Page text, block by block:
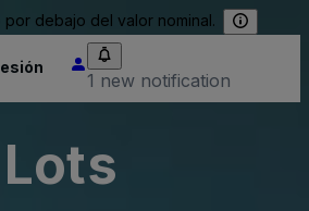
debajo del valor nominal.
1 new notification